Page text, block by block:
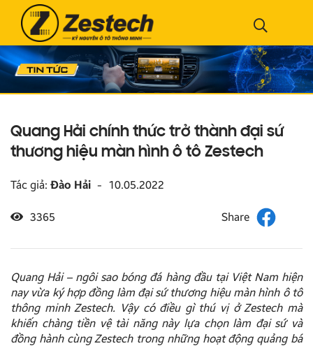
Quang Hải chính thức trở thành đại sứ
thương hiệu màn hình ô tô Zestech
Tác giả: Đào Hải - 10.05.2022
3365
Quang Hải – ngôi sao bóng đá hàng đầu tại Việt Nam hiện
nay vừa ký hợp đồng làm đại sứ thương hiệu màn hình ô tô
thông minh Zestech. Vậy có điều gì thú vị ở Zestech mà
khiến chàng tiền vệ tài năng này lựa chọn làm đại sứ và
đồng hành cùng Zestech trong những hoạt động quảng bá